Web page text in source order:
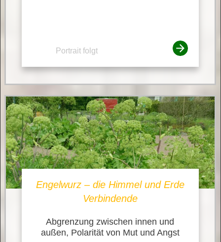
Portrait folgt
Engelwurz – die Himmel und Erde
Verbindende
Abgrenzung zwischen innen und
außen, Polarität von Mut und Angst